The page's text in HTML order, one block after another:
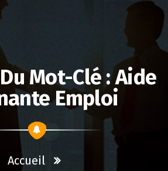
Mot-Clé : Aide
Emploi
Accueil